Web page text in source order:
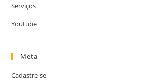
Serviços
Youtube
Meta
Cadastre-se